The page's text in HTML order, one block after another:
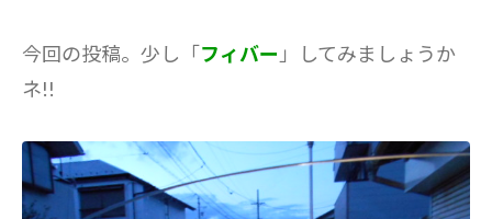
今回の投稿。少し「フィバー 」してみましょうか
ネ!!